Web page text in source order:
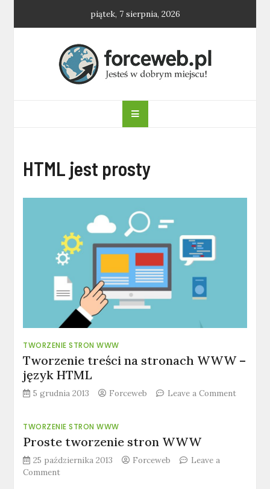
piątek, 7 sierpnia, 2026
forceweb.pl
HTML jest prosty
TWORZENIE STRON WWW
Tworzenie treści na stronach WWW –
język HTML
5 grudnia 2013 Forceweb Leave a Commenton
TWORZENIE STRON WWW
Proste tworzenie stron WWW
25 października 2013 Forceweb
Leave a
Commenton